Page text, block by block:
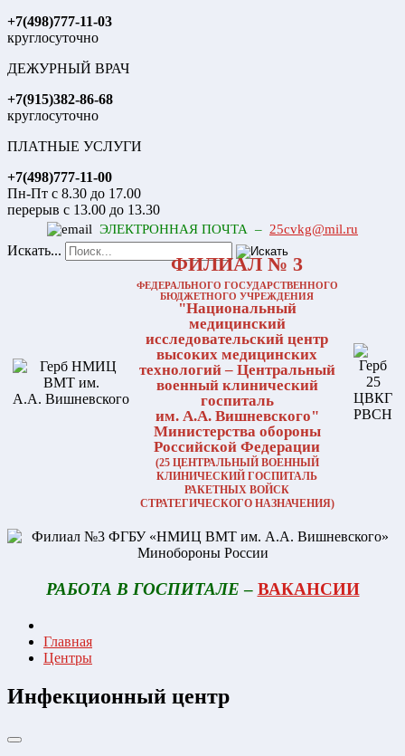
+7(498)777-11-03
круглосуточно
ДЕЖУРНЫЙ ВРАЧ
+7(915)382-86-68
круглосуточно
ПЛАТНЫЕ УСЛУГИ
+7(498)777-11-00
Пн-Пт с 8.30 до 17.00
перерыв с 13.00 до 13.30
ЭЛЕКТРОННАЯ ПОЧТА – 25cvkg@mil.ru
Искать...
ФИЛИАЛ № 3
ФЕДЕРАЛЬНОГО ГОСУДАРСТВЕННОГО
БЮДЖЕТНОГО УЧРЕЖДЕНИЯ
"Национальный
медицинский
исследовательский центр
высоких медицинских
технологий – Центральный
военный клинический
госпиталь
им. А.А. Вишневского"
Министерства обороны
Российской Федерации
(25 ЦЕНТРАЛЬНЫЙ ВОЕННЫЙ
КЛИНИЧЕСКИЙ ГОСПИТАЛЬ
РАКЕТНЫХ ВОЙСК
СТРАТЕГИЧЕСКОГО НАЗНАЧЕНИЯ)
РАБОТА В ГОСПИТАЛЕ – ВАКАНСИИ
Главная
Центры
Инфекционный центр